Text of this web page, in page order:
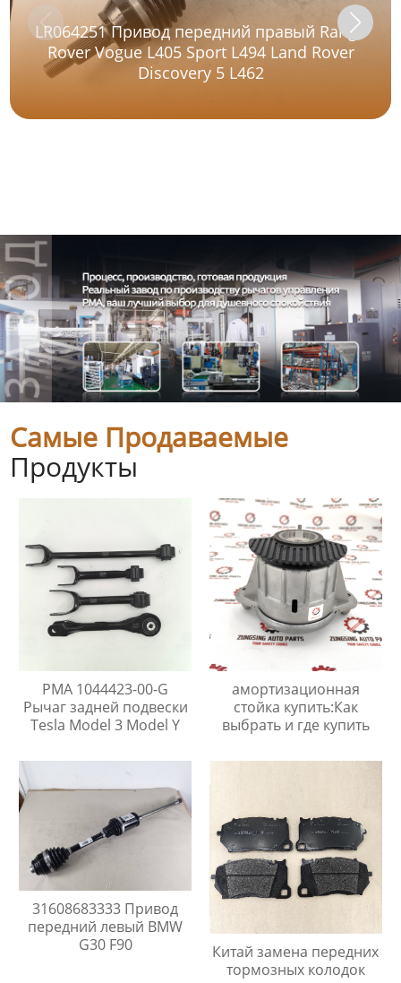
LR064251 Привод передний правый Range
Rover Vogue L405 Sport L494 Land Rover
Discovery 5 L462
Самые Продаваемые
Продукты
PMA 1044423-00-G
Рычаг задней подвески
Tesla Model 3 Model Y
амортизационная
стойка купить:Как
выбрать и где купить
31608683333 Привод
передний левый BMW
G30 F90
Китай замена передних
тормозных колодок